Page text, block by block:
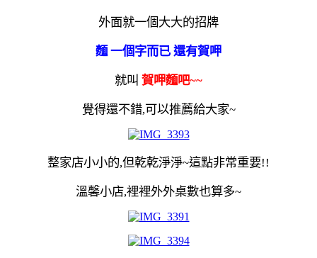
外面就一個大大的招牌
麵 一個字而已 還有賀呷
就叫 賀呷麵吧~~
覺得還不錯,可以推薦給大家~
整家店小小的,但乾乾淨淨~這點非常重要!!
溫馨小店,裡裡外外桌數也算多~